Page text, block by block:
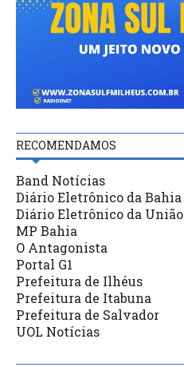
RECOMENDAMOS
Band Notícias
Diário Eletrônico da Bahia
Diário Eletrônico da União
MP Bahia
O Antagonista
Portal G1
Prefeitura de Ilhéus
Prefeitura de Itabuna
Prefeitura de Salvador
UOL Notícias